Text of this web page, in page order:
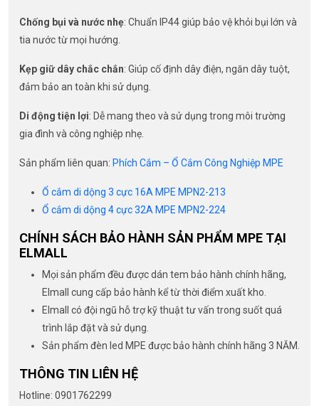
Chống bụi và nước nhẹ: Chuẩn IP44 giúp bảo vệ khỏi bụi lớn và
tia nước từ mọi hướng.
Kẹp giữ dây chắc chắn: Giúp cố định dây điện, ngăn dây tuột,
đảm bảo an toàn khi sử dụng.
Di động tiện lợi: Dễ mang theo và sử dụng trong môi trường
gia đình và công nghiệp nhẹ.
Sản phẩm liên quan: Phích Cắm – Ổ Cắm Công Nghiệp MPE
Ổ cắm di dộng 3 cực 16A MPE MPN2-213
Ổ cắm di dộng 4 cực 32A MPE MPN2-224
CHÍNH SÁCH BẢO HÀNH SẢN PHẨM MPE TẠI
ELMALL
Mọi sản phẩm đều được dán tem bảo hành chính hãng,
Elmall cung cấp bảo hành kể từ thời điểm xuất kho.
Elmall có đội ngũ hỗ trợ kỹ thuật tư vấn trong suốt quá
trình lắp đặt và sử dụng.
Sản phẩm đèn led MPE được bảo hành chính hãng 3 NĂM.
THÔNG TIN LIÊN HỆ
Hotline: 0901762299